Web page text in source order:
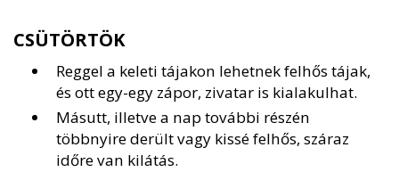
CSÜTÖRTÖK
Reggel a keleti tájakon lehetnek felhős tájak,
és ott egy-egy zápor, zivatar is kialakulhat.
Másutt, illetve a nap további részén
többnyire derült vagy kissé felhős, száraz
időre van kilátás.